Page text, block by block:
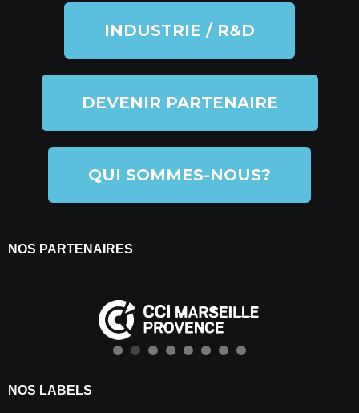
INDUSTRIE / R&D
DEVENIR PARTENAIRE
QUI SOMMES-NOUS?
NOS PARTENAIRES
NOS LABELS